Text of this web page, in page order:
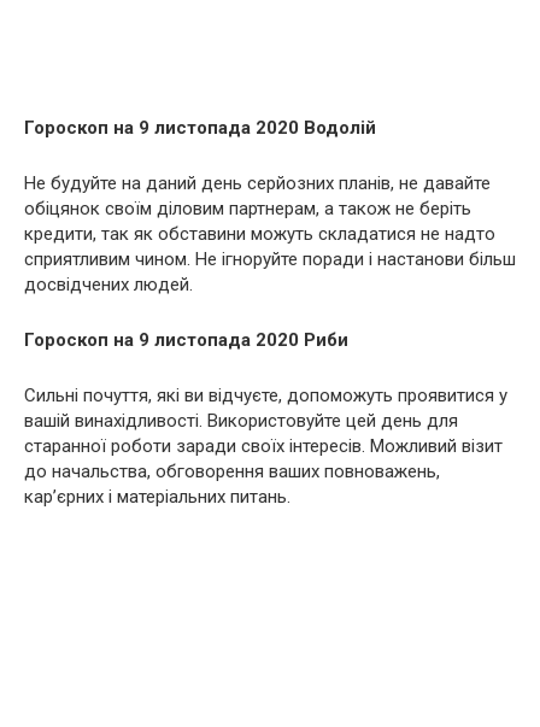
Гороскоп на 9 листопада 2020 Водолій
Не будуйте на даний день серйозних планів, не давайте
обіцянок своїм діловим партнерам, а також не беріть
кредити, так як обставини можуть складатися не надто
сприятливим чином. Не ігноруйте поради і настанови більш
досвідчених людей.
Гороскоп на 9 листопада 2020 Риби
Сильні почуття, які ви відчуєте, допоможуть проявитися у
вашій винахідливості. Використовуйте цей день для
старанної роботи заради своїх інтересів. Можливий візит
до начальства, обговорення ваших повноважень,
кар’єрних і матеріальних питань.